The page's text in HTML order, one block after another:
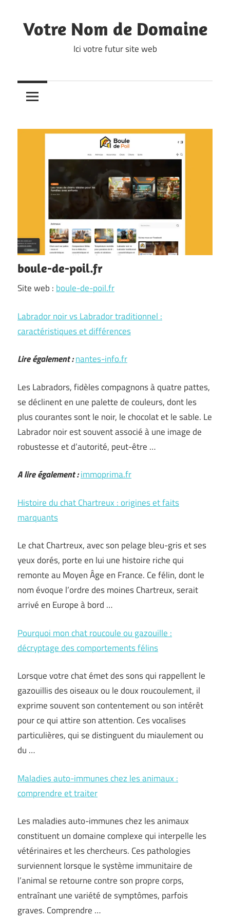
to
content
Votre Nom de Domaine
Ici votre futur site web
boule-de-poil.fr
Site web : boule-de-poil.fr
Labrador noir vs Labrador traditionnel :
caractéristiques et différences
Lire également :nantes-info.fr
Les Labradors, fidèles compagnons à quatre pattes,
se déclinent en une palette de couleurs, dont les
plus courantes sont le noir, le chocolat et le sable. Le
Labrador noir est souvent associé à une image de
robustesse et d’autorité, peut-être …
A lire également :immoprima.fr
Histoire du chat Chartreux : origines et faits
marquants
Le chat Chartreux, avec son pelage bleu-gris et ses
yeux dorés, porte en lui une histoire riche qui
remonte au Moyen Âge en France. Ce félin, dont le
nom évoque l’ordre des moines Chartreux, serait
arrivé en Europe à bord …
Pourquoi mon chat roucoule ou gazouille :
décryptage des comportements félins
Lorsque votre chat émet des sons qui rappellent le
gazouillis des oiseaux ou le doux roucoulement, il
exprime souvent son contentement ou son intérêt
pour ce qui attire son attention. Ces vocalises
particulières, qui se distinguent du miaulement ou
du …
Maladies auto-immunes chez les animaux :
comprendre et traiter
Les maladies auto-immunes chez les animaux
constituent un domaine complexe qui interpelle les
vétérinaires et les chercheurs. Ces pathologies
surviennent lorsque le système immunitaire de
l’animal se retourne contre son propre corps,
entraînant une variété de symptômes, parfois
graves. Comprendre …